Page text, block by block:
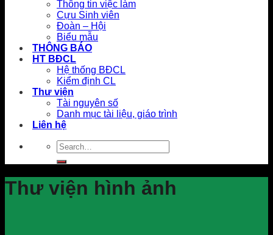
Thông tin việc làm
Cựu Sinh viên
Đoàn – Hội
Biểu mẫu
THÔNG BÁO
HT BĐCL
Hệ thống BĐCL
Kiểm định CL
Thư viện
Tài nguyên số
Danh mục tài liệu, giáo trình
Liên hệ
Thư viện hình ảnh